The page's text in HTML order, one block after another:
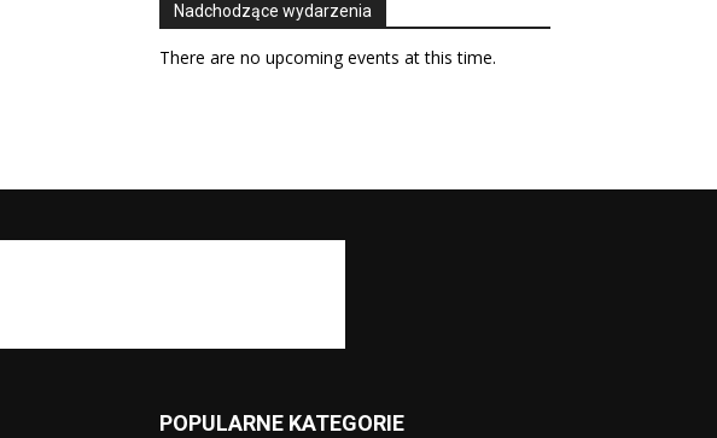
Nadchodzące wydarzenia
There are no upcoming events at this time.
POPULARNE KATEGORIE